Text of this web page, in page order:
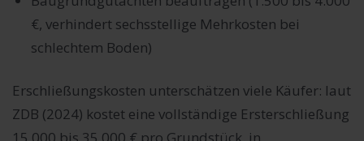
€, verhindert sechsstellige Mehrkosten bei
schlechtem Boden)
Erschließungskosten unterschätzen viele Käufer: laut
ZDB (2024) kostet eine vollständige Ersterschließung